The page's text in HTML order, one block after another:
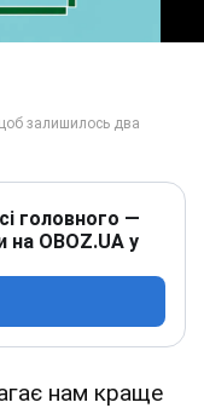
головного —
на OBOZ.UA у
нам краще